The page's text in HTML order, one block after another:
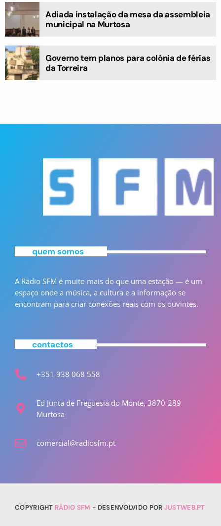
Adiada instalação da mesa da assembleia
municipal na Murtosa
Governo tem planos para colónia de férias
da Torreira
quem somos
A Rádio SFM é muito mais do que uma estação — é um
espaço onde a música, a cultura e a informação se
encontram para criar conexões reais com os ouvintes.
contactos
+351 938 068 558
Ed Junta de Freguesia do Monte, 3870-289
Murtosa
comercial@radiosfm.pt
COPYRIGHT RÁDIO SFM - DESENVOLVIDO POR JUSTWEB.PT